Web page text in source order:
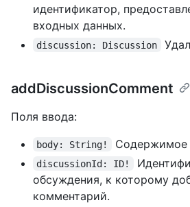
идентификатор,
входных данных.
discussion: Discussion
addDiscussionComment
Поля ввода:
body: String! Содержимое
discussionId: ID!
обсуждения, к которому
комментарий.